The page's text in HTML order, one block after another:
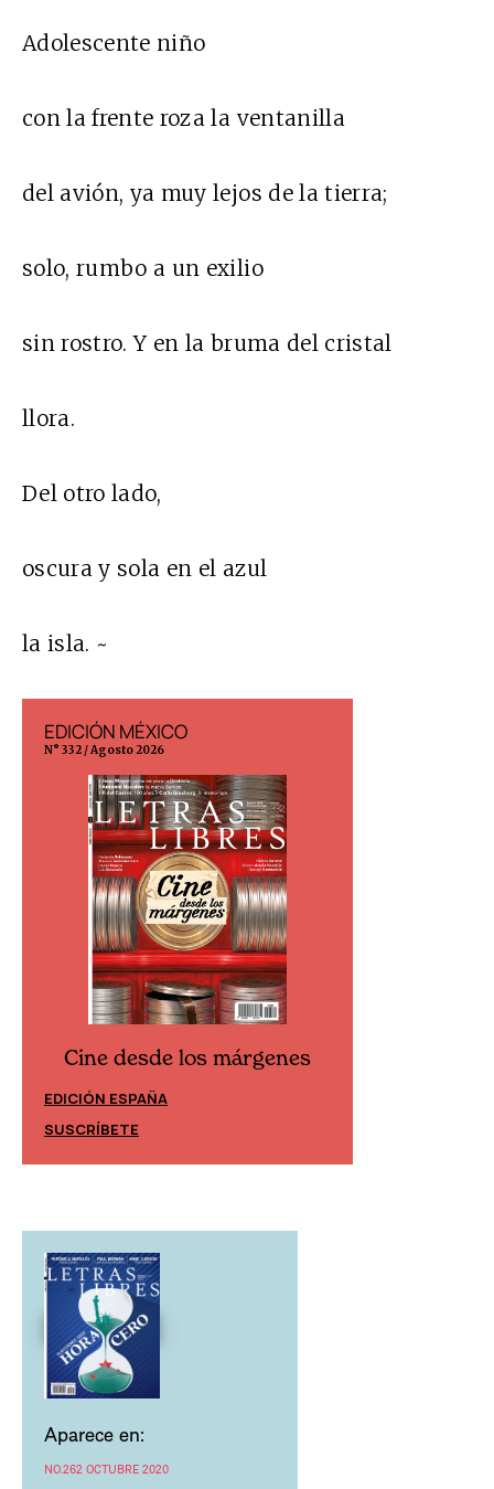
Adolescente niño
con la frente roza la ventanilla
del avión, ya muy lejos de la tierra;
solo, rumbo a un exilio
sin rostro. Y en la bruma del cristal
llora.
Del otro lado,
oscura y sola en el azul
la isla. ~
EDICIÓN MÉXICO
N° 332 / Agosto 2026
Cine desde los márgenes
EDICIÓN ESPAÑA
SUSCRÍBETE
Aparece en:
NO.262 OCTUBRE 2020